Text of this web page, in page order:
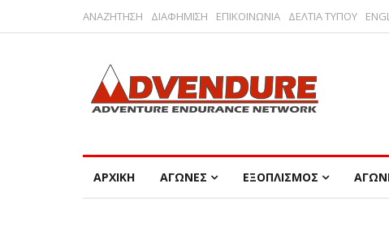
ΑΝΑΖΗΤΗΣΗ ΔΙΑΦΗΜΙΣΗ ΕΠΙΚΟΙΝΩΝΙΑ ΔΕΛΤΙΑ ΤΥΠΟΥ
ΑΡΧΙΚΗ ΑΓΩΝΕΣ ΕΞΟΠΛΙΣΜΟΣ